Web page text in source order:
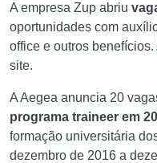
A empresa Zup abriu
oportunidades com
office e outros
site.
A Aegea anuncia 20
programa traineer em
formação universitária
dezembro de 2016 a